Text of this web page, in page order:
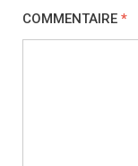
COMMENTAIRE *